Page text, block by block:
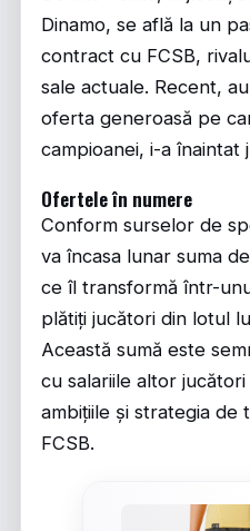
Dinamo, se află la un
contract cu FCSB,
sale actuale. Recent,
oferta generoasă pe
campioanei, i-a înaintat
Ofertele în numere
Conform surselor de
va încasa lunar suma
ce îl transformă într-
plătiți jucători din lotul
Această sumă este
cu salariile altor
ambițiile și strategia de
FCSB.